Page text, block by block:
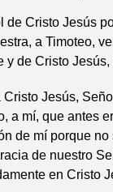
de Cristo Jesús
a Timoteo,
y de Cristo Jesús,
Cristo Jesús,
a mí, que antes
de mí porque
de nuestro
en Cristo